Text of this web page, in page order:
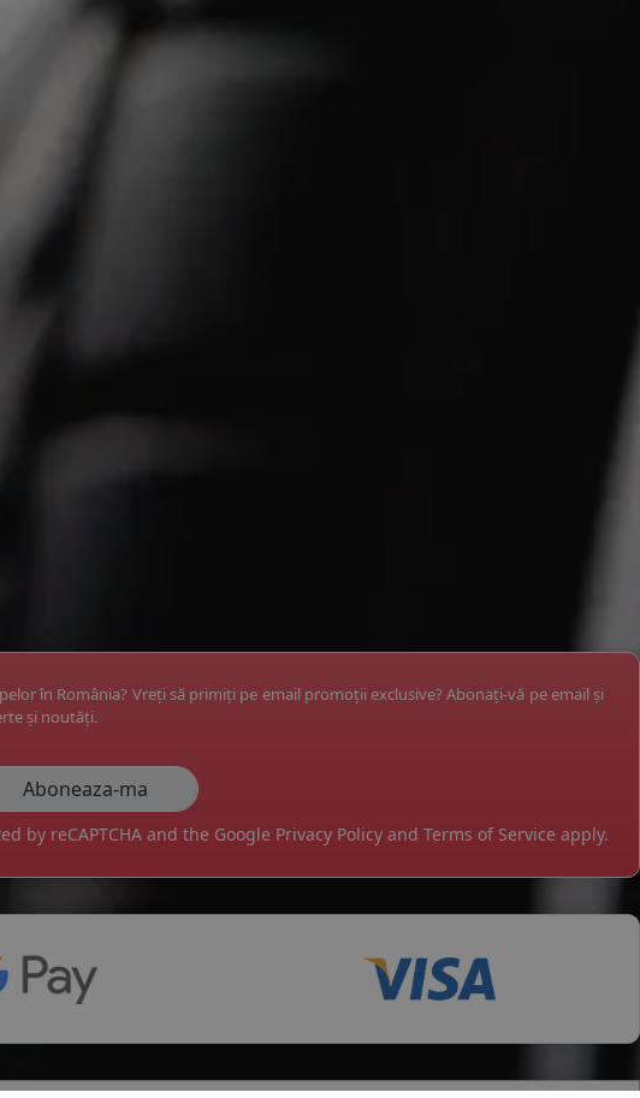
în România? Vreți să primiți pe email promoții exclusive? Abonați-vă pe email și
și noutăți.
by reCAPTCHA and the Google Privacy Policy and Terms of Service apply.